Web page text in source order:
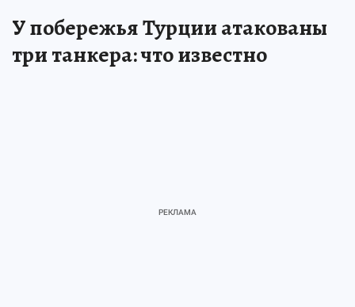
У побережья Турции атакованы
три танкера: что известно